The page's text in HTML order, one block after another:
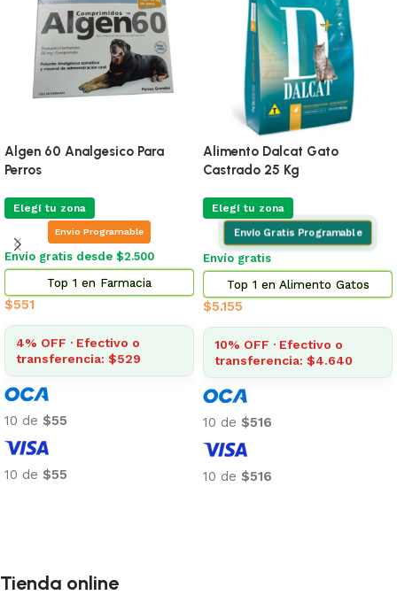
Algen 60 Analgesico Para
Perros
Elegí tu zona
Envio Programable
Envío gratis desde $2.500
Top 1 en Farmacia
$551
4% OFF · Efectivo o
transferencia: $529
10 de $55
10 de $55
Alimento Dalcat Gato
Castrado 25 Kg
Elegí tu zona
Envío Gratis Programable
Envío gratis
Top 1 en Alimento Gatos
$5.155
10% OFF · Efectivo o
transferencia: $4.640
10 de $516
10 de $516
Tienda online